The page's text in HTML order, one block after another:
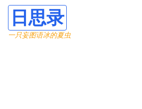
日思录
一只妄图语冰的夏虫